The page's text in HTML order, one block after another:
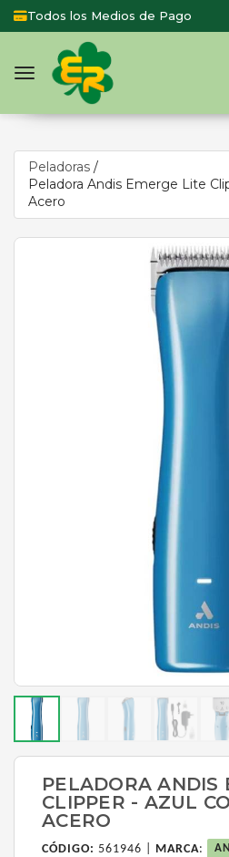
Todos los Medios de Pago
Toggle navigation
Peladoras /
Peladora Andis Emerge Lite
Acero
PELADORA ANDIS
CLIPPER - AZUL
ACERO
CÓDIGO: 561946 | MARCA: